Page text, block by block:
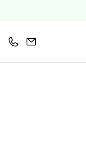
Bel onsMail ons